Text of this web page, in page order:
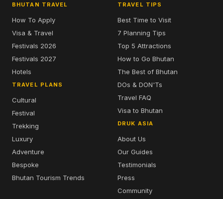
BHUTAN TRAVEL
How To Apply
Visa & Travel
Festivals 2026
Festivals 2027
Hotels
TRAVEL PLANS
Cultural
Festival
Trekking
Luxury
Adventure
Bespoke
Bhutan Tourism Trends
TRAVEL TIPS
Best Time to Visit
7 Planning Tips
Top 5 Attractions
How to Go Bhutan
The Best of Bhutan
DOs & DON'Ts
Travel FAQ
Visa to Bhutan
DRUK ASIA
About Us
Our Guides
Testimonials
Press
Community